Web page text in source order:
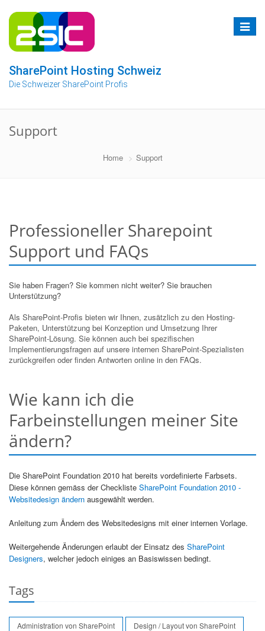
Inhalt
springen
Toggle
SharePoint Hosting Schweiz
Die Schweizer SharePoint Profis
Support
Home Support
Professioneller Sharepoint
Support und FAQs
Sie haben Fragen? Sie kommen nicht weiter? Sie brauchen
Unterstützung?
Als SharePoint-Profis bieten wir Ihnen, zusätzlich zu den Hosting-
Paketen, Unterstützung bei Konzeption und Umsetzung Ihrer
SharePoint-Lösung. Sie können auch bei spezifischen
Implementierungsfragen auf unsere internen SharePoint-Spezialisten
zurückgreifen oder finden Antworten online in den FAQs.
Wie kann ich die
Farbeinstellungen meiner Site
ändern?
Die SharePoint Foundation 2010 hat bereits vordefinierte Farbsets.
Diese können gemäss der Checkliste SharePoint Foundation 2010 -
Websitedesign ändern ausgewählt werden.
Anleitung zum Ändern des Websitedesigns mit einer internen Vorlage.
Weitergehende Änderungen erlaubt der Einsatz des SharePoint
Designers, welcher jedoch einiges an Basiswissen bedingt.
Tags
Administration von SharePoint Design / Layout von SharePoint